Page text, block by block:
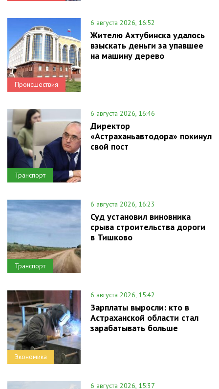
Происшествия
6 августа 2026, 16:52
Жителю Ахтубинска удалось
взыскать деньги за упавшее
на машину дерево
Транспорт
6 августа 2026, 16:46
Директор
«Астраханьавтодора» покинул
свой пост
Транспорт
6 августа 2026, 16:23
Суд установил виновника
срыва строительства дороги
в Тишково
Экономика
6 августа 2026, 15:42
Зарплаты выросли: кто в
Астраханской области стал
зарабатывать больше
6 августа 2026, 15:37